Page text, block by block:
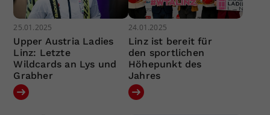
25.01.2025
Upper Austria Ladies
Linz: Letzte
Wildcards an Lys und
Grabher
24.01.2025
Linz ist bereit für
den sportlichen
Höhepunkt des
Jahres